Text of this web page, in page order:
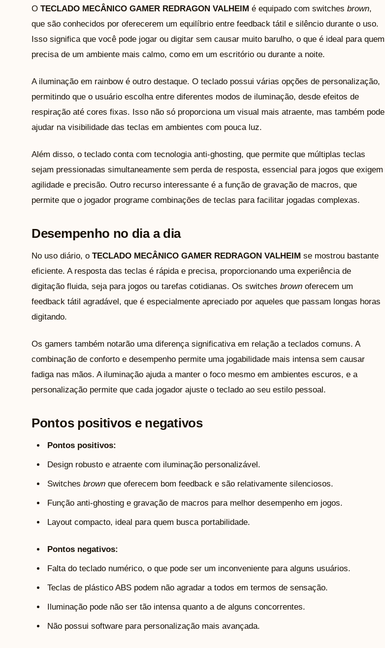
O TECLADO MECÂNICO GAMER REDRAGON VALHEIM é equipado com switches brown,
que são conhecidos por oferecerem um equilíbrio entre feedback tátil e silêncio durante o uso.
Isso significa que você pode jogar ou digitar sem causar muito barulho, o que é ideal para quem
precisa de um ambiente mais calmo, como em um escritório ou durante a noite.
A iluminação em rainbow é outro destaque. O teclado possui várias opções de personalização,
permitindo que o usuário escolha entre diferentes modos de iluminação, desde efeitos de
respiração até cores fixas. Isso não só proporciona um visual mais atraente, mas também pode
ajudar na visibilidade das teclas em ambientes com pouca luz.
Além disso, o teclado conta com tecnologia anti-ghosting, que permite que múltiplas teclas
sejam pressionadas simultaneamente sem perda de resposta, essencial para jogos que exigem
agilidade e precisão. Outro recurso interessante é a função de gravação de macros, que
permite que o jogador programe combinações de teclas para facilitar jogadas complexas.
Desempenho no dia a dia
No uso diário, o TECLADO MECÂNICO GAMER REDRAGON VALHEIM se mostrou bastante
eficiente. A resposta das teclas é rápida e precisa, proporcionando uma experiência de
digitação fluida, seja para jogos ou tarefas cotidianas. Os switches brown oferecem um
feedback tátil agradável, que é especialmente apreciado por aqueles que passam longas horas
digitando.
Os gamers também notarão uma diferença significativa em relação a teclados comuns. A
combinação de conforto e desempenho permite uma jogabilidade mais intensa sem causar
fadiga nas mãos. A iluminação ajuda a manter o foco mesmo em ambientes escuros, e a
personalização permite que cada jogador ajuste o teclado ao seu estilo pessoal.
Pontos positivos e negativos
Pontos positivos:
Design robusto e atraente com iluminação personalizável.
Switches brown que oferecem bom feedback e são relativamente silenciosos.
Função anti-ghosting e gravação de macros para melhor desempenho em jogos.
Layout compacto, ideal para quem busca portabilidade.
Pontos negativos:
Falta do teclado numérico, o que pode ser um inconveniente para alguns usuários.
Teclas de plástico ABS podem não agradar a todos em termos de sensação.
Iluminação pode não ser tão intensa quanto a de alguns concorrentes.
Não possui software para personalização mais avançada.